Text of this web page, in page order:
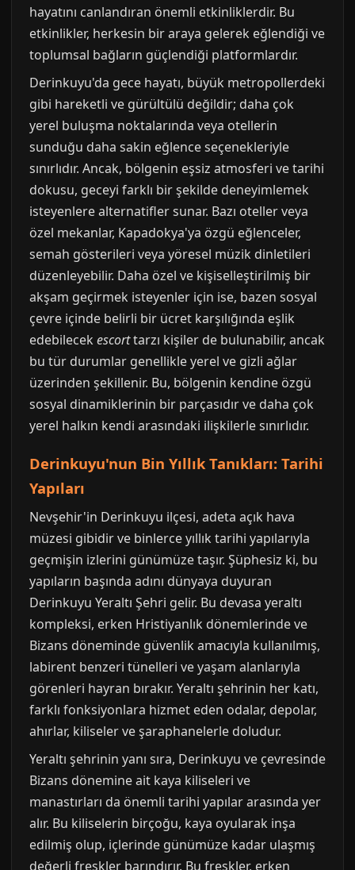
hayatını canlandıran önemli etkinliklerdir. Bu
etkinlikler, herkesin bir araya gelerek eğlendiği ve
toplumsal bağların güçlendiği platformlardır.
Derinkuyu'da gece hayatı, büyük metropollerdeki
gibi hareketli ve gürültülü değildir; daha çok
yerel buluşma noktalarında veya otellerin
sunduğu daha sakin eğlence seçenekleriyle
sınırlıdır. Ancak, bölgenin eşsiz atmosferi ve tarihi
dokusu, geceyi farklı bir şekilde deneyimlemek
isteyenlere alternatifler sunar. Bazı oteller veya
özel mekanlar, Kapadokya'ya özgü eğlenceler,
semah gösterileri veya yöresel müzik dinletileri
düzenleyebilir. Daha özel ve kişiselleştirilmiş bir
akşam geçirmek isteyenler için ise, bazen sosyal
çevre içinde belirli bir ücret karşılığında eşlik
edebilecek escorttarzı kişiler de bulunabilir, ancak
bu tür durumlar genellikle yerel ve gizli ağlar
üzerinden şekillenir. Bu, bölgenin kendine özgü
sosyal dinamiklerinin bir parçasıdır ve daha çok
yerel halkın kendi arasındaki ilişkilerle sınırlıdır.
Derinkuyu'nun Bin Yıllık Tanıkları: Tarihi
Yapıları
Nevşehir'in Derinkuyu ilçesi, adeta açık hava
müzesi gibidir ve binlerce yıllık tarihi yapılarıyla
geçmişin izlerini günümüze taşır. Şüphesiz ki, bu
yapıların başında adını dünyaya duyuran
Derinkuyu Yeraltı Şehri gelir. Bu devasa yeraltı
kompleksi, erken Hristiyanlık dönemlerinde ve
Bizans döneminde güvenlik amacıyla kullanılmış,
labirent benzeri tünelleri ve yaşam alanlarıyla
görenleri hayran bırakır. Yeraltı şehrinin her katı,
farklı fonksiyonlara hizmet eden odalar, depolar,
ahırlar, kiliseler ve şaraphanelerle doludur.
Yeraltı şehrinin yanı sıra, Derinkuyu ve çevresinde
Bizans dönemine ait kaya kiliseleri ve
manastırları da önemli tarihi yapılar arasında yer
alır. Bu kiliselerin birçoğu, kaya oyularak inşa
edilmiş olup, içlerinde günümüze kadar ulaşmış
değerli freskler barındırır. Bu freskler, erken